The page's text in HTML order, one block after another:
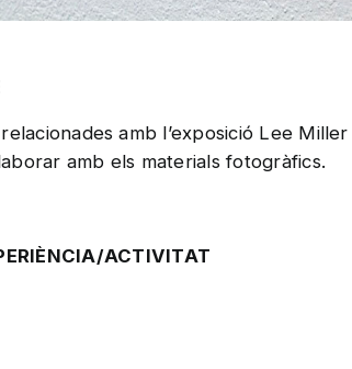
amb l’exposició Lee
amb els materials fotogràfics.
ACTIVITAT